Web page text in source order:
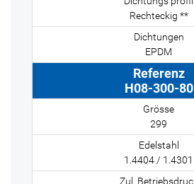
Rechteckig **
EPDM
H08-300-80
299
1.4404 / 1.4301